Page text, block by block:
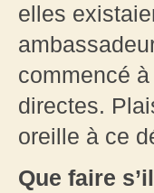
elles
commencé
directes.
oreille à ce
Que faire